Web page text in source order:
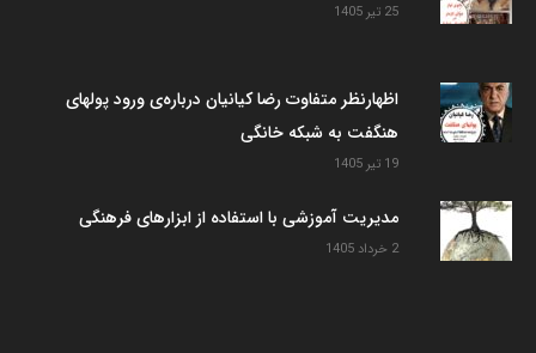
25 تیر 1405
اظهارنظر متفاوت رضا کیانیان درباره‌ی ورود پولهای
هنگفت به شبکه خانگی
19 تیر 1405
مدیریت آموزشی با استفاده از ابزارهای فرهنگی
2 خرداد 1405